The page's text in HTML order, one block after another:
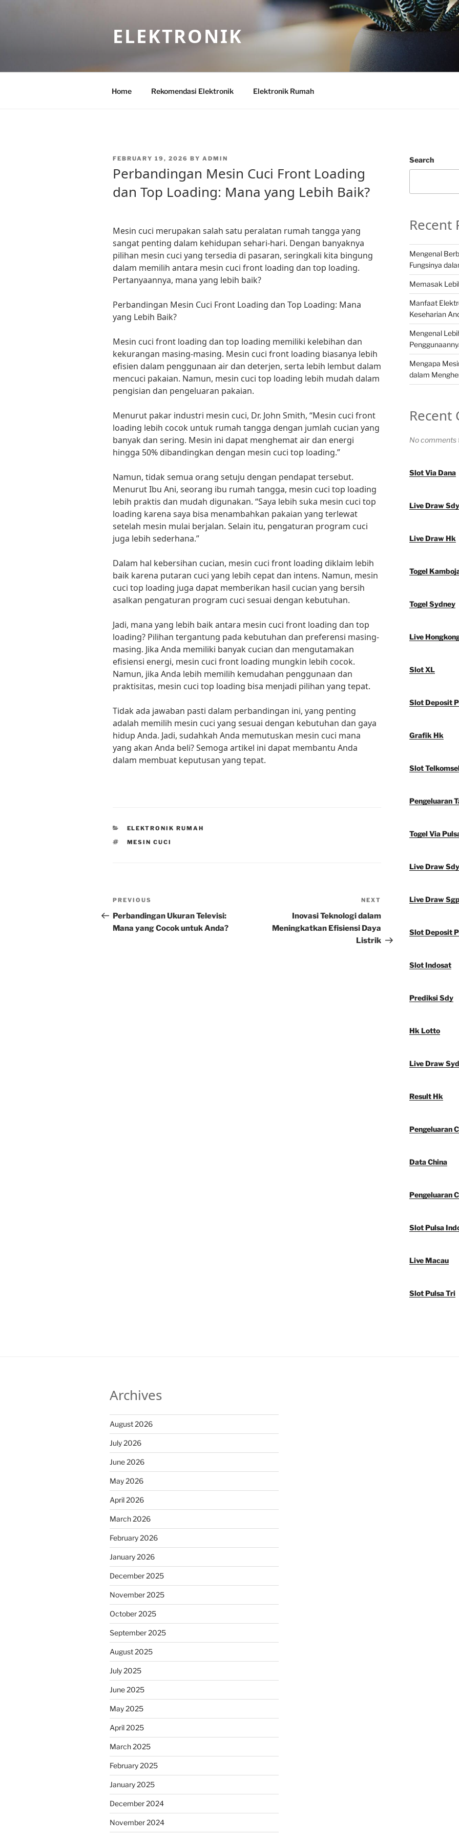
ELEKTRONIK
Home Rekomendasi Elektronik Elektronik Rumah
POSTED
FEBRUARY 19, 2026 BY ADMIN
Perbandingan Mesin Cuci Front Loading
dan Top Loading: Mana yang Lebih Baik?
Mesin cuci merupakan salah satu peralatan rumah tangga yang
sangat penting dalam kehidupan sehari-hari. Dengan banyaknya
pilihan mesin cuci yang tersedia di pasaran, seringkali kita bingung
dalam memilih antara mesin cuci front loading dan top loading.
Pertanyaannya, mana yang lebih baik?
Perbandingan Mesin Cuci Front Loading dan Top Loading: Mana
yang Lebih Baik?
Mesin cuci front loading dan top loading memiliki kelebihan dan
kekurangan masing-masing. Mesin cuci front loading biasanya lebih
efisien dalam penggunaan air dan deterjen, serta lebih lembut dalam
mencuci pakaian. Namun, mesin cuci top loading lebih mudah dalam
pengisian dan pengeluaran pakaian.
Menurut pakar industri mesin cuci, Dr. John Smith, “Mesin cuci front
loading lebih cocok untuk rumah tangga dengan jumlah cucian yang
banyak dan sering. Mesin ini dapat menghemat air dan energi
hingga 50% dibandingkan dengan mesin cuci top loading.”
Namun, tidak semua orang setuju dengan pendapat tersebut.
Menurut Ibu Ani, seorang ibu rumah tangga, mesin cuci top loading
lebih praktis dan mudah digunakan. “Saya lebih suka mesin cuci top
loading karena saya bisa menambahkan pakaian yang terlewat
setelah mesin mulai berjalan. Selain itu, pengaturan program cuci
juga lebih sederhana.”
Dalam hal kebersihan cucian, mesin cuci front loading diklaim lebih
baik karena putaran cuci yang lebih cepat dan intens. Namun, mesin
cuci top loading juga dapat memberikan hasil cucian yang bersih
asalkan pengaturan program cuci sesuai dengan kebutuhan.
Jadi, mana yang lebih baik antara mesin cuci front loading dan top
loading? Pilihan tergantung pada kebutuhan dan preferensi masing-
masing. Jika Anda memiliki banyak cucian dan mengutamakan
efisiensi energi, mesin cuci front loading mungkin lebih cocok.
Namun, jika Anda lebih memilih kemudahan penggunaan dan
praktisitas, mesin cuci top loading bisa menjadi pilihan yang tepat.
Tidak ada jawaban pasti dalam perbandingan ini, yang penting
adalah memilih mesin cuci yang sesuai dengan kebutuhan dan gaya
hidup Anda. Jadi, sudahkah Anda memutuskan mesin cuci mana
yang akan Anda beli? Semoga artikel ini dapat membantu Anda
dalam membuat keputusan yang tepat.
CATEGORIES
ELEKTRONIK RUMAH
TAGS
MESIN CUCI
Post
navigation
Previous
Post
PREVIOUS
Perbandingan Ukuran Televisi:
Mana yang Cocok untuk Anda?
Post
NEXT
Inovasi Teknologi dalam
Meningkatkan Efisiensi Daya
Listrik
Search
Recent
Mengenal
Fungsinya
Memasak
Manfaat
Keseharian
Mengenal
Mengapa
dalam
Recent
No comments
Slot Via Dana
Live Draw Sdy
Live Draw Hk
Togel
Togel Sydney
Live
Slot XL
Slot Deposit
Grafik Hk
Slot
Pengeluaran
Togel Via
Live Draw Sdy
Live Draw
Slot Deposit
Slot Indosat
Prediksi Sdy
Hk Lotto
Live Draw
Result Hk
Pengeluaran
Data China
Pengeluaran
Slot Pulsa
Live Macau
Slot Pulsa Tri
Archives
August 2026
July 2026
June 2026
May 2026
April 2026
March 2026
February 2026
January 2026
December 2025
November 2025
October 2025
September 2025
August 2025
July 2025
June 2025
May 2025
April 2025
March 2025
February 2025
January 2025
December 2024
November 2024